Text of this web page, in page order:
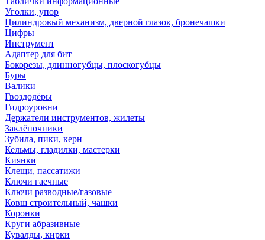
Уголки, упор
Цилиндровый механизм, дверной глазок, бронечашки
Цифры
Инструмент
Адаптер для бит
Бокорезы, длинногубцы, плоскогубцы
Буры
Валики
Гвоздодёры
Гидроуровни
Держатели инструментов, жилеты
Заклёпочники
Зубила, пики, керн
Кельмы, гладилки, мастерки
Киянки
Клещи, пассатижи
Ключи гаечные
Ключи разводные/газовые
Ковш строительный, чашки
Коронки
Круги абразивные
Кувалды, кирки